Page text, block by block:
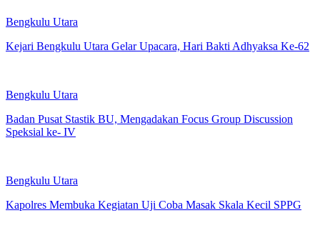
Bengkulu Utara
Kejari Bengkulu Utara Gelar Upacara, Hari Bakti Adhyaksa Ke-62
Bengkulu Utara
Badan Pusat Stastik BU, Mengadakan Focus Group Discussion
Speksial ke- IV
Bengkulu Utara
Kapolres Membuka Kegiatan Uji Coba Masak Skala Kecil SPPG